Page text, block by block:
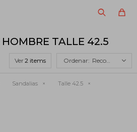
TALLE 42.5
Ver Recomendados
Sandalias Talle 42.5